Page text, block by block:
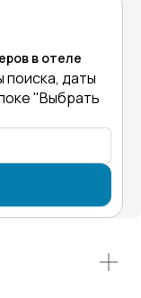
в отеле
даты
"Выбрать